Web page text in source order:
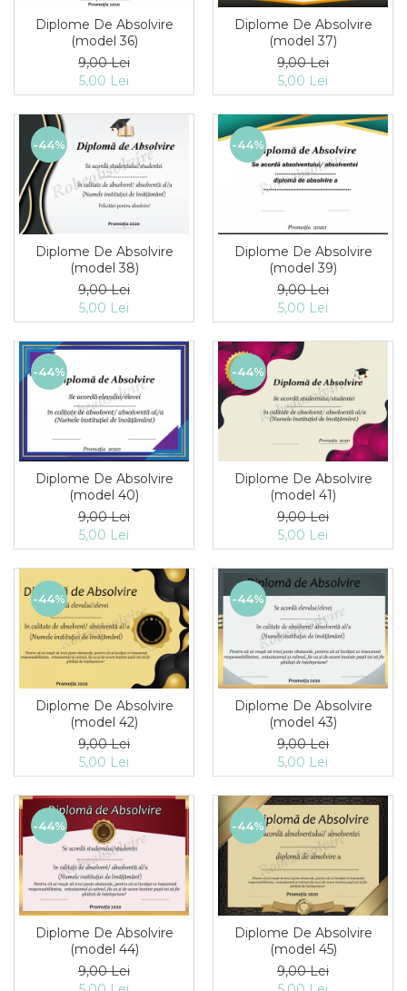
Diplome De Absolvire
(model 36)
9,00 Lei
5,00 Lei
Diplome De Absolvire
(model 37)
9,00 Lei
5,00 Lei
-44%
Diplome De Absolvire
(model 38)
9,00 Lei
5,00 Lei
-44%
Diplome De Absolvire
(model 39)
9,00 Lei
5,00 Lei
-44%
Diplome De Absolvire
(model 40)
9,00 Lei
5,00 Lei
-44%
Diplome De Absolvire
(model 41)
9,00 Lei
5,00 Lei
-44%
Diplome De Absolvire
(model 42)
9,00 Lei
5,00 Lei
-44%
Diplome De Absolvire
(model 43)
9,00 Lei
5,00 Lei
-44%
Diplome De Absolvire
(model 44)
9,00 Lei
-44%
Diplome De Absolvire
(model 45)
9,00 Lei